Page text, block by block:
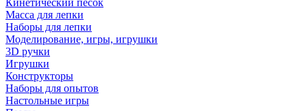
Кинетический песок
Масса для лепки
Наборы для лепки
Моделирование, игры, игрушки
3D ручки
Игрушки
Конструкторы
Наборы для опытов
Настольные игры